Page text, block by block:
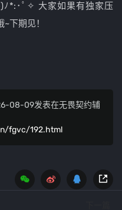
ﾉ*:･ﾟ✧ 大家如果有独家压
下期见！
08-09发表在无畏契约辅
fgvc/192.html